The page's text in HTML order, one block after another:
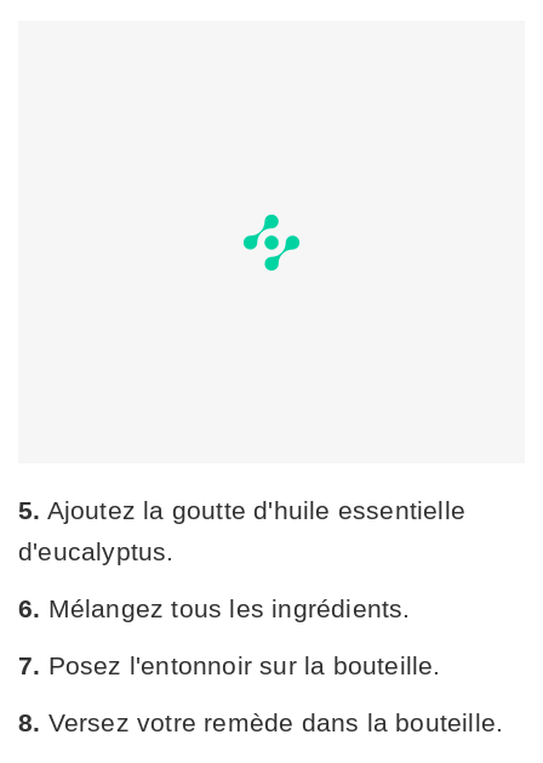
5. Ajoutez la goutte d'huile essentielle
d'eucalyptus.
6. Mélangez tous les ingrédients.
7. Posez l'entonnoir sur la bouteille.
8. Versez votre remède dans la bouteille.